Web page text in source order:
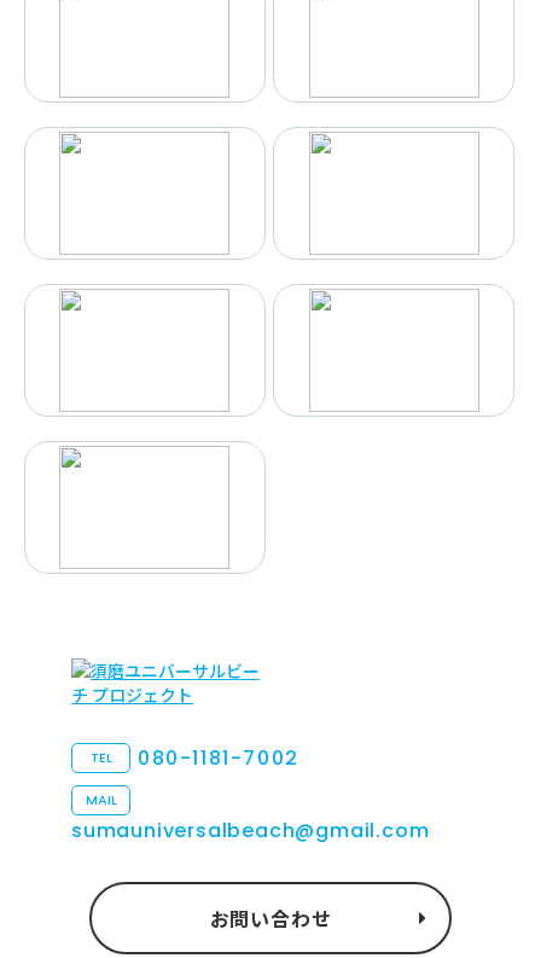
TEL 080-1181-7002
MAIL
sumauniversalbeach@gmail.com
お問い合わせ